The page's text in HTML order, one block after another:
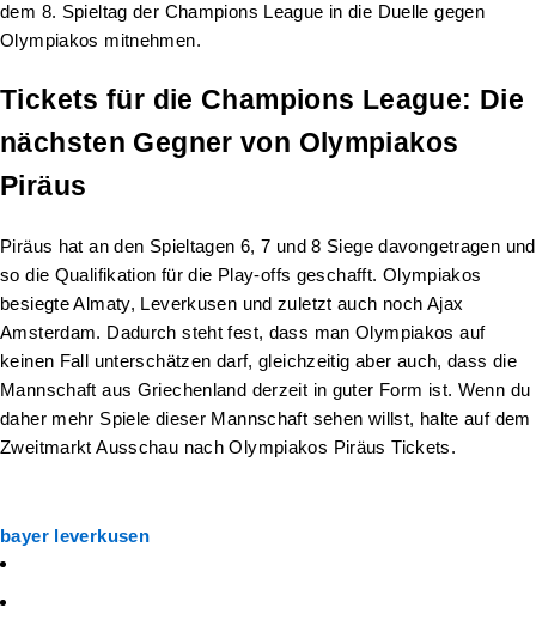
dem 8. Spieltag der Champions League in die Duelle gegen
Olympiakos mitnehmen.
Tickets für die Champions League: Die
nächsten Gegner von Olympiakos
Piräus
Piräus hat an den Spieltagen 6, 7 und 8 Siege davongetragen und
so die Qualifikation für die Play-offs geschafft. Olympiakos
besiegte Almaty, Leverkusen und zuletzt auch noch Ajax
Amsterdam. Dadurch steht fest, dass man Olympiakos auf
keinen Fall unterschätzen darf, gleichzeitig aber auch, dass die
Mannschaft aus Griechenland derzeit in guter Form ist. Wenn du
daher mehr Spiele dieser Mannschaft sehen willst, halte auf dem
Zweitmarkt Ausschau nach Olympiakos Piräus Tickets.
bayer leverkusen